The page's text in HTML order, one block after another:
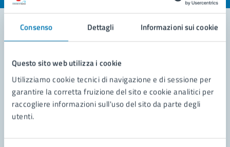
Consenso Dettagli Informazioni sui cookie
Questo sito web utilizza i cookie
Utilizziamo cookie tecnici di navigazione e di sessione per
garantire la corretta fruizione del sito e cookie analitici per
raccogliere informazioni sull'uso del sito da parte degli
utenti.
Richiedi assistenza